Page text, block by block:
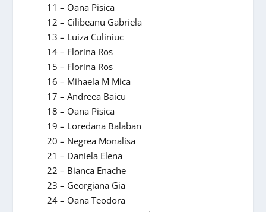
11 – Oana Pisica
12 – Cilibeanu Gabriela
13 – Luiza Culiniuc
14 – Florina Ros
15 – Florina Ros
16 – Mihaela M Mica
17 – Andreea Baicu
18 – Oana Pisica
19 – Loredana Balaban
20 – Negrea Monalisa
21 – Daniela Elena
22 – Bianca Enache
23 – Georgiana Gia
24 – Oana Teodora